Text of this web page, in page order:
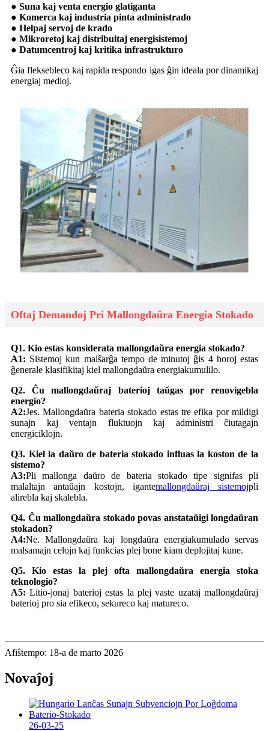
● Suna kaj venta energio glatiganta
● Komerca kaj industria pinta administrado
● Helpaj servoj de krado
● Mikroretoj kaj distribuitaj energisistemoj
● Datumcentroj kaj kritika infrastrukturo
Ĝia fleksebleco kaj rapida respondo igas ĝin ideala por dinamikaj
energiaj medioj.
Oftaj Demandoj Pri Mallongdaŭra Energia Stokado
Q1. Kio estas konsiderata mallongdaŭra energia stokado?
A1: Sistemoj kun malŝarĝa tempo de minutoj ĝis 4 horoj estas
ĝenerale klasifikitaj kiel mallongdaŭra energiakumulilo.
Q2. Ĉu mallongdaŭraj baterioj taŭgas por renovigebla
energio?
A2:Jes. Mallongdaŭra bateria stokado estas tre efika por mildigi
sunajn kaj ventajn fluktuojn kaj administri ĉiutagajn
energiciklojn.
Q3. Kiel la daŭro de bateria stokado influas la koston de la
sistemo?
A3:Pli mallonga daŭro de bateria stokado tipe signifas pli
malaltajn antaŭajn kostojn, igantemallongdaŭraj sistemojpli
alirebla kaj skalebla.
Q4. Ĉu mallongdaŭra stokado povas anstataŭigi longdaŭran
stokadon?
A4:Ne. Mallongdaŭra kaj longdaŭra energiakumulado servas
malsamajn celojn kaj funkcias plej bone kiam deplojitaj kune.
Q5. Kio estas la plej ofta mallongdaŭra energia stoka
teknologio?
A5: Litio-jonaj baterioj estas la plej vaste uzataj mallongdaŭraj
baterioj pro sia efikeco, sekureco kaj matureco.
Afiŝtempo: 18-a de marto 2026
Novaĵoj
26-03-25